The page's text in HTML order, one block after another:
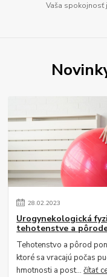
Vaša spokojnosť
28.02.2023
Urogynekologická
tehotenstve a
Tehotenstvo a pôrod
ktoré sa vracajú počas
hmotnosti a post...čítať